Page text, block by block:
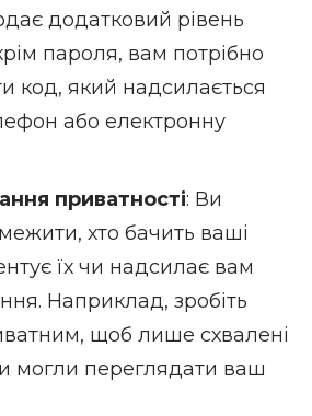
додатковий рівень
пароля, вам потрібно
код, який надсилається
або електронну
приватності: Ви
хто бачить ваші
їх чи надсилає вам
Наприклад, зробіть
щоб лише схвалені
могли переглядати ваш